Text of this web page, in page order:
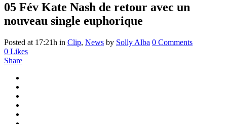
05 Fév Kate Nash de retour avec un
nouveau single euphorique
Posted at 17:21h in Clip, News by Solly Alba 0 Comments
0 Likes
Share